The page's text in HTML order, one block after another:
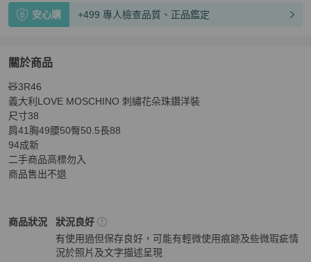
安心購 +499 專人檢查品質、正品鑑定
關於商品
關於義大利LOVE MOSCHINO 刺繡花朵珠鑽洋裝
🧸3R46
義大利LOVE MOSCHINO 刺繡花朵珠鑽洋裝
尺寸38
肩41胸49腰50臀50.5長88
94成新
二手商品高標勿入
商品售出不退
商品狀況
Moschino 女裝商品狀態與細節
狀況良好
有使用過但保存良好，可能有輕微使用痕跡及些微瑕疵情
況於照片及文字描述呈現